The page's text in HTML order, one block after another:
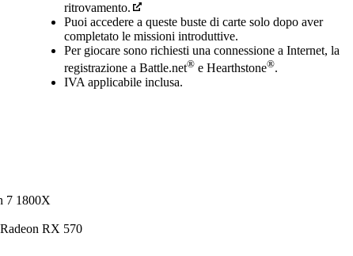
ritrovamento.
Puoi accedere a queste buste di carte solo dopo aver
completato le missioni introduttive.
Per giocare sono richiesti una connessione a Internet, la
registrazione a Battle.net® e Hearthstone®.
IVA applicabile inclusa.
7 1800X
RX 570